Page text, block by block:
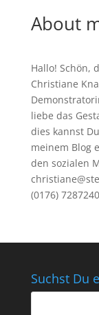
About
Hallo! Schön,
Christiane
liebe das
dies kannst
meinem Blog
den sozialen
(0176)
Suchst Du